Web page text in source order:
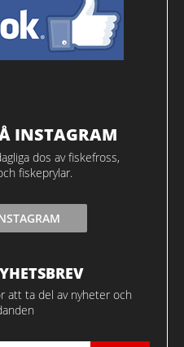
INSTAGRAM
dos av fiskefross,
fiskeprylar.
att ta del av nyheter och